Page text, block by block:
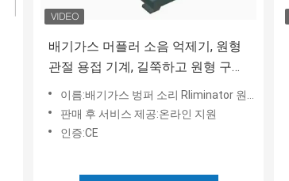
배기가스 머플러 소음 억제기, 원형
관절 용접 기계, 길쭉하고 원형 구리
관절 용접 바퀴, 매듭없는 용접 센터,
반 자동 매듭 용접 기계
이름:배기가스 벙퍼 소리 Rliminator 원형 톱니 웰더 수직 및 둥근 구리 톱니 웰딩 바퀴 톱니 웰딩 센터
판매 후 서비스 제공:온라인 지원
인증:CE